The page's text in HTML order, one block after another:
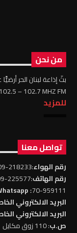
من نحن
بثّ إذاعة لبنان الحر
– 102.7 MHZ FM
للمزيد
تواصل معنا
رقم الهواء:218233-09
رقم الهاتف:225577-09
70-959111
: Whatsapp
البريد الالكتروني
البريد الالكتروني
ص.ب: 110 زوق مكايل